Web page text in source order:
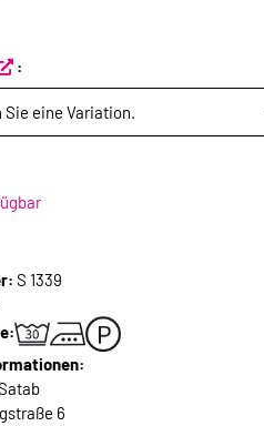
:
Sie eine Variation.
S 1339
6